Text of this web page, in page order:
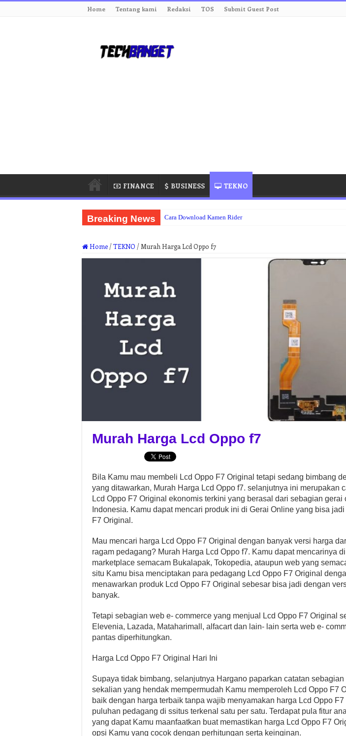
Home Tentang kami Redaksi TOS Submit Guest Post
FINANCE BUSINESS TEKNO
Breaking News Cara Download Kamen Rider
Home /TEKNO / Murah Harga Lcd Oppo f7
Murah Harga Lcd Oppo f7
Bila Kamu mau membeli Lcd Oppo F7 Original tetapi sedang bimbang
yang ditawarkan, Murah Harga Lcd Oppo f7. selanjutnya ini merupakan
Lcd Oppo F7 Original ekonomis terkini yang berasal dari sebagian gerai
Indonesia. Kamu dapat mencari produk ini di Gerai Online yang bisa
F7 Original.
Mau mencari harga Lcd Oppo F7 Original dengan banyak versi harga
ragam pedagang? Murah Harga Lcd Oppo f7. Kamu dapat mencarinya
marketplace semacam Bukalapak, Tokopedia, ataupun web yang
situ Kamu bisa menciptakan para pedagang Lcd Oppo F7 Original
menawarkan produk Lcd Oppo F7 Original sebesar bisa jadi dengan
banyak.
Tetapi sebagian web e- commerce yang menjual Lcd Oppo F7 Original
Elevenia, Lazada, Mataharimall, alfacart dan lain- lain serta web e-
pantas diperhitungkan.
Harga Lcd Oppo F7 Original Hari Ini
Supaya tidak bimbang, selanjutnya Hargano paparkan catatan sebagian
sekalian yang hendak mempermudah Kamu memperoleh Lcd Oppo F7
baik dengan harga terbaik tanpa wajib menyamakan harga Lcd Oppo
puluhan pedagang di ssitus terkenal satu per satu. Terdapat pula fitur
yang dapat Kamu maanfaatkan buat memastikan harga Lcd Oppo F7
opsi Kamu yang cocok dengan perhitungan serta keinginan.